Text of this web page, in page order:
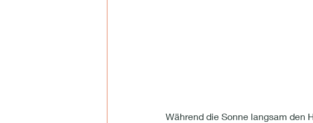
Während die Sonne langsam den